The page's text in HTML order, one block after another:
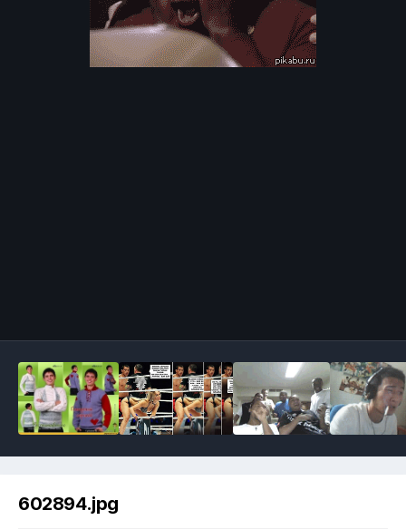
602894.jpg